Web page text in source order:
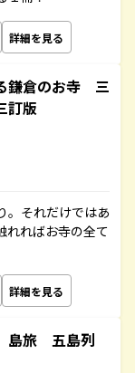
詳細を見る
鎌倉のお寺 三
訂版
。それだけではあ
れればお寺の全て
詳細を見る
島旅 五島列